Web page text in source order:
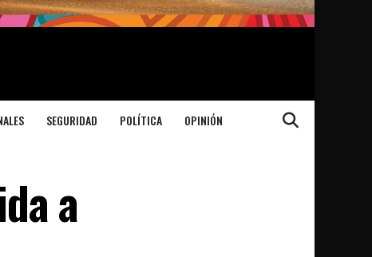
SEGURIDAD POLÍTICA OPINIÓN
a